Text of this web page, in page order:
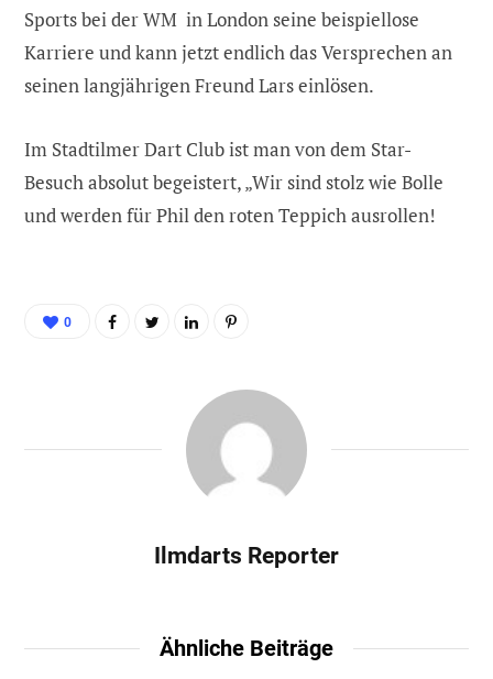
Sports bei der WM in London seine beispiellose
Karriere und kann jetzt endlich das Versprechen an
seinen langjährigen Freund Lars einlösen.
Im Stadtilmer Dart Club ist man von dem Star-
Besuch absolut begeistert, „Wir sind stolz wie Bolle
und werden für Phil den roten Teppich ausrollen!
0
Ilmdarts Reporter
Ähnliche Beiträge